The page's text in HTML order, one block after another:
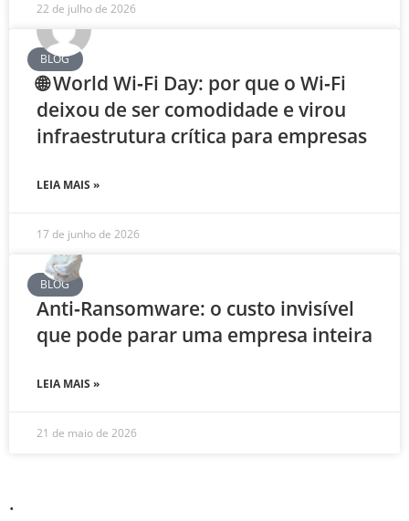
22 de julho de 2026
BLOG
🌐 World Wi‑Fi Day: por que o Wi‑Fi
deixou de ser comodidade e virou
infraestrutura crítica para empresas
LEIA MAIS »
17 de junho de 2026
BLOG
Anti‑Ransomware: o custo invisível
que pode parar uma empresa inteira
LEIA MAIS »
21 de maio de 2026
.